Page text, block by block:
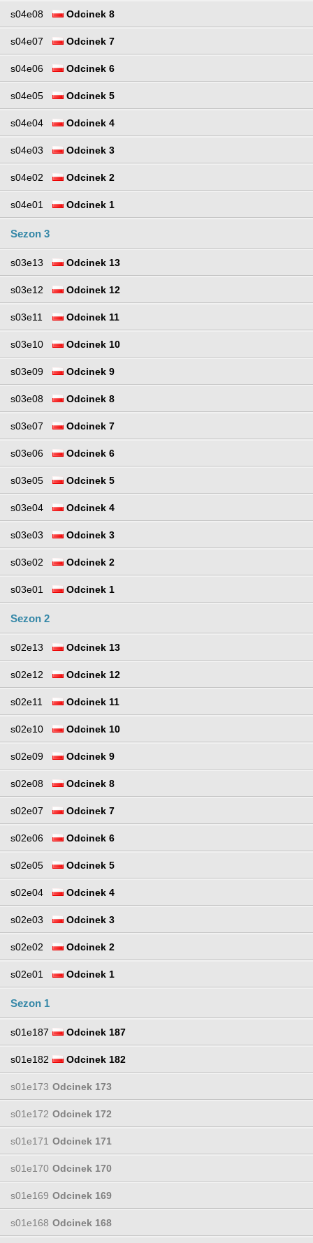
s04e08 Odcinek 8
s04e07 Odcinek 7
s04e06 Odcinek 6
s04e05 Odcinek 5
s04e04 Odcinek 4
s04e03 Odcinek 3
s04e02 Odcinek 2
s04e01 Odcinek 1
Sezon 3
s03e13 Odcinek 13
s03e12 Odcinek 12
s03e11 Odcinek 11
s03e10 Odcinek 10
s03e09 Odcinek 9
s03e08 Odcinek 8
s03e07 Odcinek 7
s03e06 Odcinek 6
s03e05 Odcinek 5
s03e04 Odcinek 4
s03e03 Odcinek 3
s03e02 Odcinek 2
s03e01 Odcinek 1
Sezon 2
s02e13 Odcinek 13
s02e12 Odcinek 12
s02e11 Odcinek 11
s02e10 Odcinek 10
s02e09 Odcinek 9
s02e08 Odcinek 8
s02e07 Odcinek 7
s02e06 Odcinek 6
s02e05 Odcinek 5
s02e04 Odcinek 4
s02e03 Odcinek 3
s02e02 Odcinek 2
s02e01 Odcinek 1
Sezon 1
s01e187 Odcinek 187
s01e182 Odcinek 182
s01e173 Odcinek 173
s01e172 Odcinek 172
s01e171 Odcinek 171
s01e170 Odcinek 170
s01e169 Odcinek 169
s01e168 Odcinek 168